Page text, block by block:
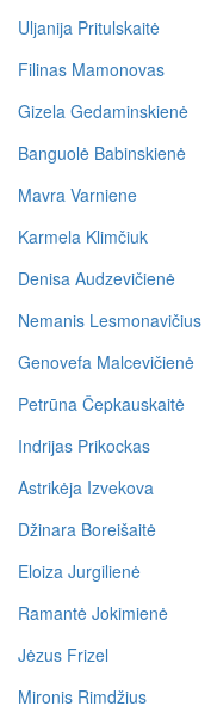
Uljanija Pritulskaitė
Filinas Mamonovas
Gizela Gedaminskienė
Banguolė Babinskienė
Mavra Varniene
Karmela Klimčiuk
Denisa Audzevičienė
Nemanis Lesmonavičius
Genovefa Malcevičienė
Petrūna Čepkauskaitė
Indrijas Prikockas
Astrikėja Izvekova
Džinara Boreišaitė
Eloiza Jurgilienė
Ramantė Jokimienė
Jėzus Frizel
Mironis Rimdžius